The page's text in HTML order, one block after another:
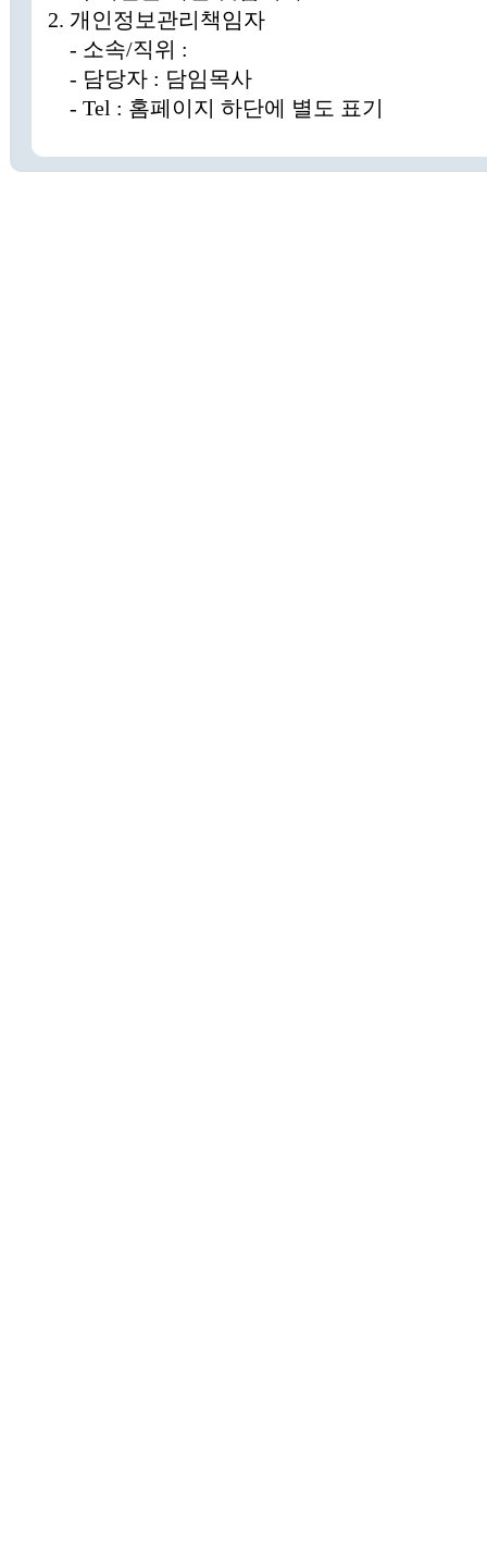
2. 개인정보관리책임자
- 소속/직위 :
- 담당자 : 담임목사
- Tel : 홈페이지 하단에 별도 표기